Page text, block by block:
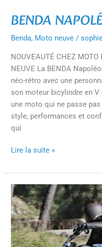
BENDA
Benda, Moto neuve /
NOUVEAUTÉ CHEZ
NEUVE La BENDA
néo-rétro avec une
son moteur bicylindre en
une moto qui ne passe
style, performances et
qui
Lire la suite »
BENDA
ROCK
125cc